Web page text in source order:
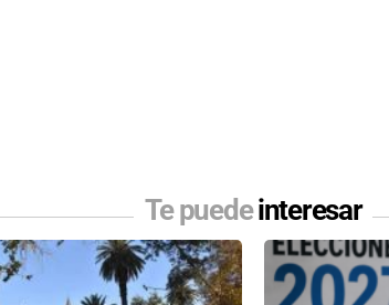
Te puedeinteresar